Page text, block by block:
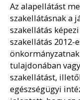
Az alapellátást
szakellátásnak a
szakellátás
szakellátás 2012-
tulajdonában
szakellátást,
egészségügyi